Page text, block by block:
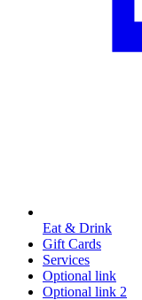
Eat & Drink
Gift Cards
Services
Optional link
Optional link 2